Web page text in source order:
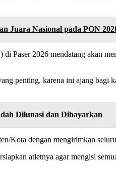
Juara Nasional pada PON
2026 mendatang akan
penting, karena ini ajang bagi
Dilunasi dan Dibayarkan
Kota dengan mengirimkan
atletnya agar mengisi